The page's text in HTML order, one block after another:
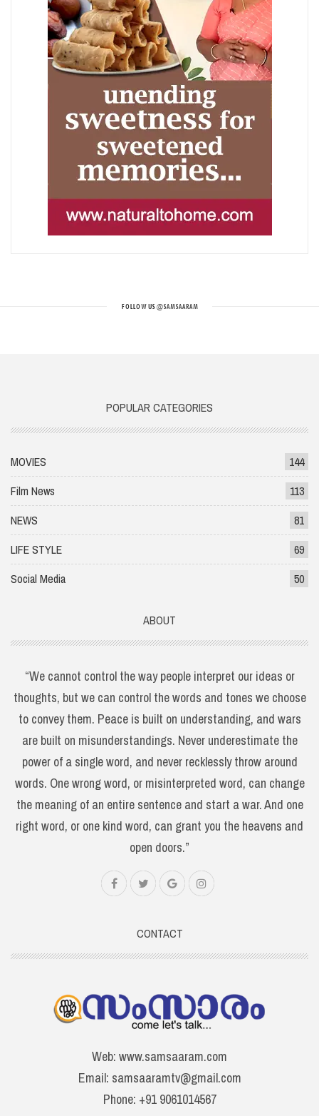
FOLLOW US@SAMSAARAM
POPULAR CATEGORIES
MOVIES
144
Film News
113
NEWS
81
LIFE STYLE
69
Social Media
50
ABOUT
“We cannot control the way people interpret our ideas or
thoughts, but we can control the words and tones we choose
to convey them. Peace is built on understanding, and wars
are built on misunderstandings. Never underestimate the
power of a single word, and never recklessly throw around
words. One wrong word, or misinterpreted word, can change
the meaning of an entire sentence and start a war. And one
right word, or one kind word, can grant you the heavens and
open doors.”
CONTACT
Web: www.samsaaram.com
Email: samsaaramtv@gmail.com
Phone: +91 9061014567